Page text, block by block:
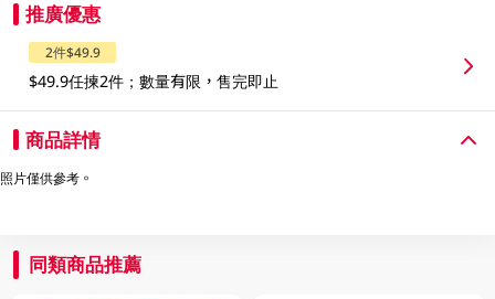
推廣優惠
2件$49.9
$49.9任揀2件；數量有限，售完即止
商品詳情
照片僅供參考。
同類商品推薦